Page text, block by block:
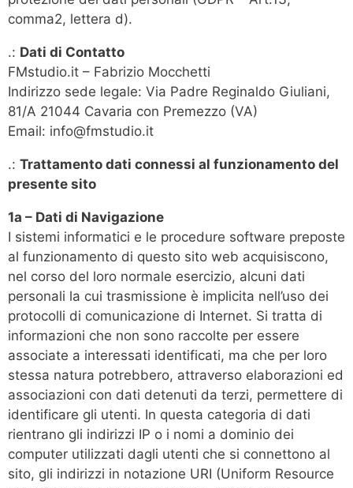
comma2, lettera d).
.: Dati di Contatto
FMstudio.it – Fabrizio Mocchetti
Indirizzo sede legale: Via Padre Reginaldo Giuliani,
81/A 21044 Cavaria con Premezzo (VA)
Email: info@fmstudio.it
.: Trattamento dati connessi al funzionamento del
presente sito
1a – Dati di Navigazione
I sistemi informatici e le procedure software preposte
al funzionamento di questo sito web acquisiscono,
nel corso del loro normale esercizio, alcuni dati
personali la cui trasmissione è implicita nell’uso dei
protocolli di comunicazione di Internet. Si tratta di
informazioni che non sono raccolte per essere
associate a interessati identificati, ma che per loro
stessa natura potrebbero, attraverso elaborazioni ed
associazioni con dati detenuti da terzi, permettere di
identificare gli utenti. In questa categoria di dati
rientrano gli indirizzi IP o i nomi a dominio dei
computer utilizzati dagli utenti che si connettono al
sito, gli indirizzi in notazione URI (Uniform Resource